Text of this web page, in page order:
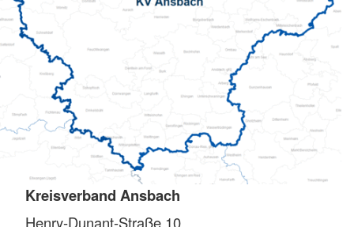
Kreisverband Ansbach
Henry-Dunant-Straße 10